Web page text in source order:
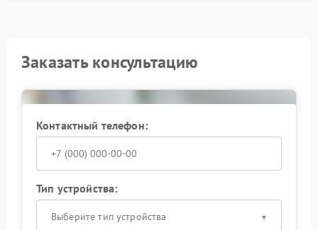
Заказать консультацию
Контактный телефон:
Тип устройства:
Выберите тип устройства